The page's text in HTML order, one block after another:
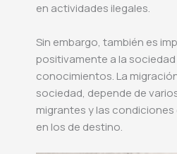
en actividades ilegales.
Sin embargo, también es
positivamente a la
conocimientos. La
sociedad, depende de
migrantes y las
en los de destino.